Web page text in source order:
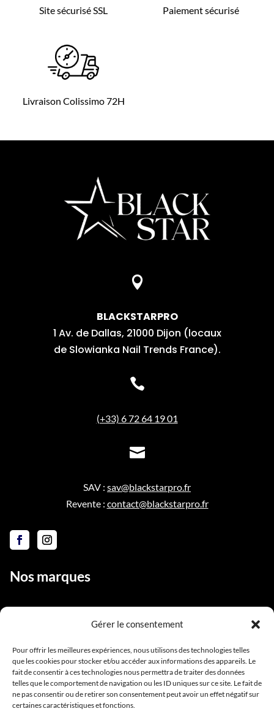
Gérer le consentement
Pour offrir les meilleures expériences, nous utilisons des technologies telles
que les cookies pour stocker et/ou accéder aux informations des appareils. Le
fait de consentir à ces technologies nous permettra de traiter des données
telles que le comportement de navigation ou les ID uniques sur ce site. Le fait de
ne pas consentir ou de retirer son consentement peut avoir un effet négatif sur
certaines caractéristiques et fonctions.
Site sécurisé SSL Paiement sécurisé
Livraison Colissimo 72H

BLACKSTARPRO
1 Av. de Dallas, 21000 Dijon (locaux
de Slowianka Nail Trends France).

(+33) 6 72 64 19 01

SAV : sav@blackstarpro.fr
Revente : contact@blackstarpro.fr
Nos marques
Notre équipe
Contact
Conditions générales de vente